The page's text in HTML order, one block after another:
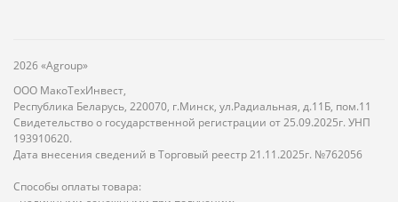
2026 «Agroup»
ООО МакоТехИнвест,
Республика Беларусь, 220070, г.Минск, ул.Радиальная, д.11Б, пом.11
Свидетельство о государственной регистрации от 25.09.2025г. УНП
193910620.
Дата внесения сведений в Торговый реестр 21.11.2025г. №762056
Способы оплаты товара: